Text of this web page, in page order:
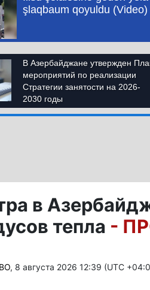
в
тепла -
, 8 августа 2026 12:39 (UTC